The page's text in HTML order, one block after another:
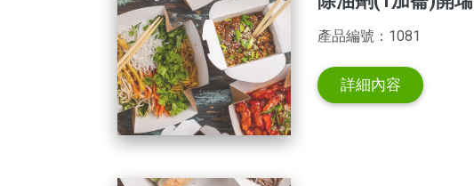
產品編號：1081
詳細內容